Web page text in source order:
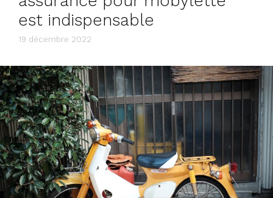
est indispensable
19 décembre 2022